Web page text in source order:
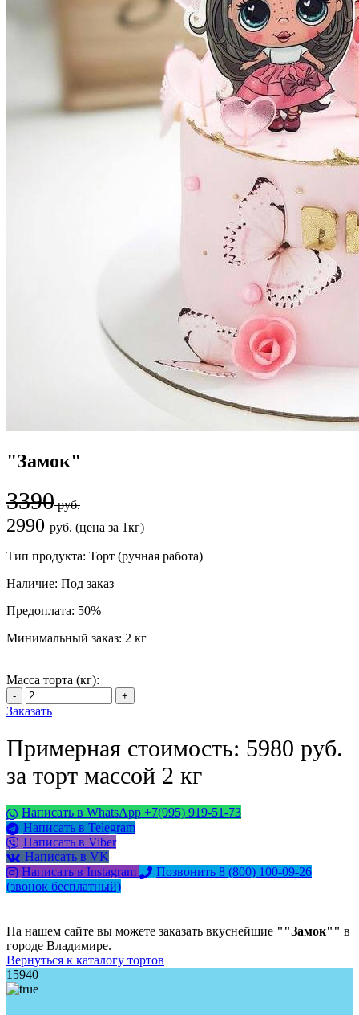
"Замок"
3390руб.
2990 руб. (цена за 1кг)
Тип продукта: Торт (ручная работа)
Наличие: Под заказ
Предоплата: 50%
Минимальный заказ: 2 кг
Масса торта (кг):
Заказать
Примерная стоимость: 5980 руб.
за торт массой 2 кг
Написать в WhatsApp +7(995) 919-51-73
Написать в Telegram
Написать в Viber
Написать в VK
Написать в Instagram
Позвонить 8 (800) 100-09-26
(звонок бесплатный)
На нашем сайте вы можете заказать вкуснейшие ""Замок"" в
городе Владимире.
Вернуться к каталогу тортов
15940